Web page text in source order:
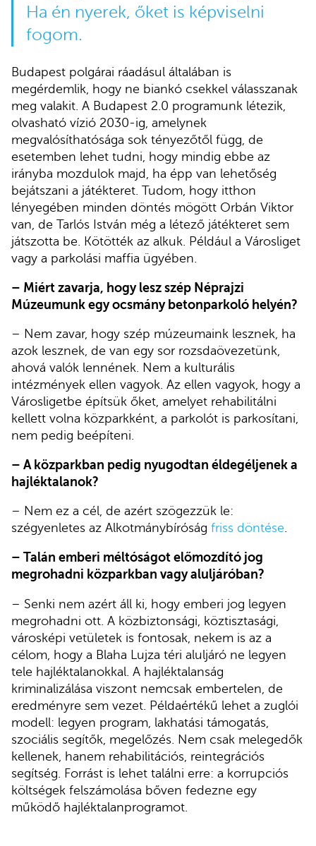
Ha én nyerek, őket is képviselni
fogom.
Budapest polgárai ráadásul általában is
megérdemlik, hogy ne biankó csekkel válasszanak
meg valakit. A Budapest 2.0 programunk létezik,
olvasható vízió 2030-ig, amelynek
megvalósíthatósága sok tényezőtől függ, de
esetemben lehet tudni, hogy mindig ebbe az
irányba mozdulok majd, ha épp van lehetőség
bejátszani a játékteret. Tudom, hogy itthon
lényegében minden döntés mögött Orbán Viktor
van, de Tarlós István még a létező játékteret sem
játszotta be. Kötötték az alkuk. Például a Városliget
vagy a parkolási maffia ügyében.
– Miért zavarja, hogy lesz szép Néprajzi
Múzeumunk egy ocsmány betonparkoló helyén?
– Nem zavar, hogy szép múzeumaink lesznek, ha
azok lesznek, de van egy sor rozsdaövezetünk,
ahová valók lennének. Nem a kulturális
intézmények ellen vagyok. Az ellen vagyok, hogy a
Városligetbe építsük őket, amelyet rehabilitálni
kellett volna közparkként, a parkolót is parkosítani,
nem pedig beépíteni.
– A közparkban pedig nyugodtan éldegéljenek a
hajléktalanok?
– Nem ez a cél, de azért szögezzük le:
szégyenletes az Alkotmánybíróság friss döntése.
– Talán emberi méltóságot előmozdító jog
megrohadni közparkban vagy aluljáróban?
– Senki nem azért áll ki, hogy emberi jog legyen
megrohadni ott. A közbiztonsági, köztisztasági,
városképi vetületek is fontosak, nekem is az a
célom, hogy a Blaha Lujza téri aluljáró ne legyen
tele hajléktalanokkal. A hajléktalanság
kriminalizálása viszont nemcsak embertelen, de
eredményre sem vezet. Példaértékű lehet a zuglói
modell: legyen program, lakhatási támogatás,
szociális segítők, megelőzés. Nem csak melegedők
kellenek, hanem rehabilitációs, reintegrációs
segítség. Forrást is lehet találni erre: a korrupciós
költségek felszámolása bőven fedezne egy
működő hajléktalanprogramot.